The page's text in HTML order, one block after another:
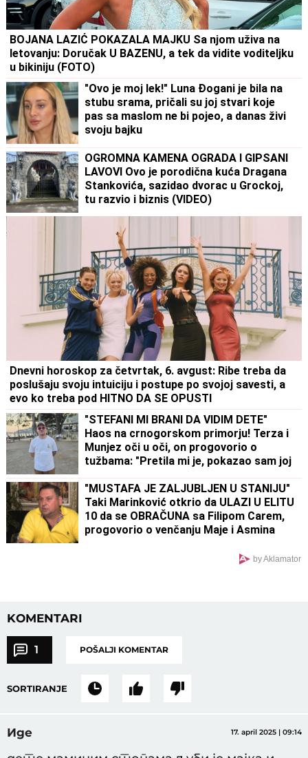
BOJANA LAZIĆ POKAZALA MAJKU Sa njom uživa na
letovanju: Doručak U BAZENU, a tek da vidite voditeljku
u bikiniju (FOTO)
"Ovo je moj lek!" Luna Đogani je bila na
stubu srama, pričali su joj stvari koje
pas sa maslom ne bi pojeo, a danas živi
svoju bajku
OGROMNA KAMENA OGRADA I GIPSANI
LAVOVI Ovo je porodična kuća Dragana
Stankovića, sazidao dvorac u Grockoj,
tu razvio i biznis (VIDEO)
Dnevni horoskop za četvrtak, 6. avgust: Ribe treba da
poslušaju svoju intuiciju i postupe po svojoj savesti, a
evo ko treba pod HITNO DA SE OPUSTI
"STEFANI MI BRANI DA VIDIM DETE"
Haos na crnogorskom primorju! Terza i
Munjez oči u oči, on progovorio o
tužbama: "Pretila mi je, pokazao sam joj
dokaze" (VIDEO)
"MUSTAFA JE ZALJUBLJEN U STANIJU"
Taki Marinković otkrio da ULAZI U ELITU
10 da se OBRAČUNA sa Filipom Carem,
progovorio o venčanju Maje i Asmina
by Aklamator
KOMENTARI
1 POŠALJI KOMENTAR
SORTIRANJE
Иде 17. april 2025 | 09:14